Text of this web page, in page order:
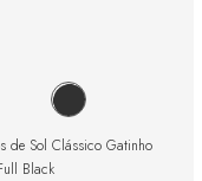
de Sol Clássico Gatinho
Black